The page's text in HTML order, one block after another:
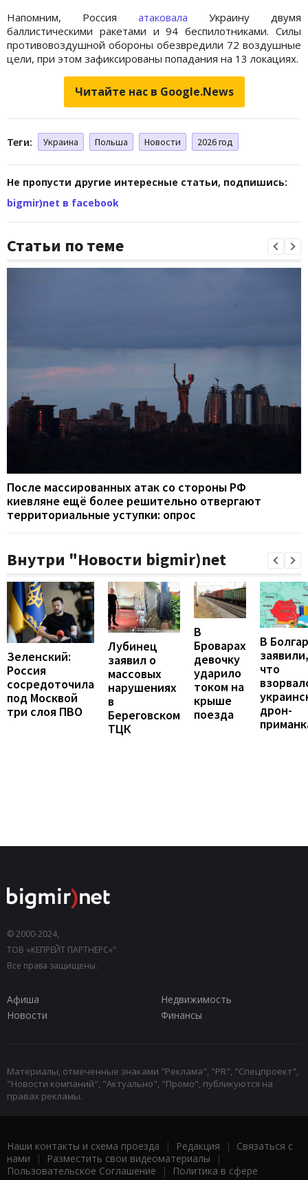
Напомним, Россия атаковала Украину двумя
баллистическими ракетами и 94 беспилотниками. Силы
противовоздушной обороны обезвредили 72 воздушные
цели, при этом зафиксированы попадания на 13 локациях.
Читайте нас в Google.News
Теги: Украина Польша Новости 2026 год
Не пропусти другие интересные статьи, подпишись:
bigmir)net в facebook
Статьи по теме
После массированных атак со стороны РФ
киевляне ещё более решительно отвергают
территориальные уступки: опрос
Внутри "Новости bigmir)net
Зеленский:
Россия
сосредоточила
под Москвой
три слоя ПВО
Лубинец
заявил о
массовых
нарушениях
в
Береговском
ТЦК
В
Броварах
девочку
ударило
током на
крыше
поезда
В
заявили,
что
дрон-
© 2000-2024,
ТОВ «КЕПРЕЙТ ПАРТНЕРС»".
Все права защищены.
Афиша
Недвижимость
Новости
Финансы
Материалы, отмеченные знаками "Реклама", "PR", "Спецпроект",
"Новости компаний", "Актуально", "Промо", публикуются на
правах рекламы.
Наши контакты и схема проезда | Редакция | Связаться с
нами | Разместить свои видеоматериалы |
Пользовательское Соглашение |
Политика в сфере